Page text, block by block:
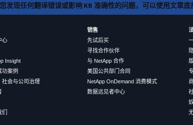
发现任何翻译错误或影响 KB 准确性的问题，可以使用文章底
心
Insight
功案例
社会与公司治理
销售
先试后买
寻找合作伙伴
与 NetApp 合作
美国公共部门合同
NetApp OnDemand 消费模式
数据远见者中心